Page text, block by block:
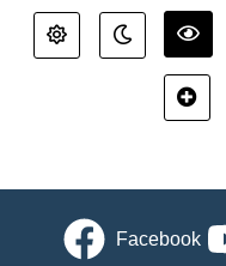
Facebook